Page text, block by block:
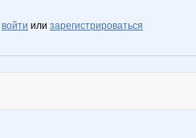
войти или зарегистрироваться